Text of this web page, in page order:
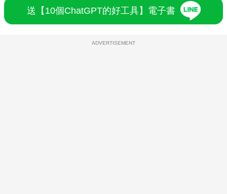
送【10個ChatGPT的好工具】電子書
ADVERTISEMENT